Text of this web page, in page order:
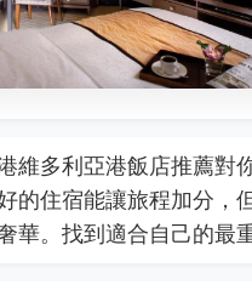
維多利亞港飯店推薦對
的住宿能讓旅程加分，
華。找到適合自己的最重